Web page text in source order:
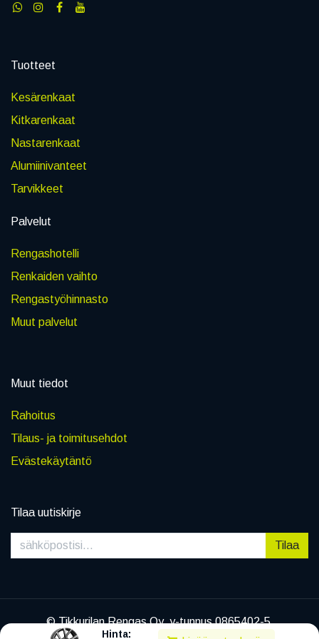
Hinta:
Tuotteet
Kesärenkaat
Kitkarenkaat
Nastarenkaat
Alumiinivanteet
Tarvikkeet
Palvelut
Rengashotelli
Renkaiden vaihto
Rengastyöhinnasto
Muut palvelut
Muut tiedot
Rahoitus
Tilaus- ja toimitusehdot
Evästekäytäntö
Tilaa uutiskirje
Tilaa
© Tikkurilan Rengas Oy, y-tunnus 0865402-5